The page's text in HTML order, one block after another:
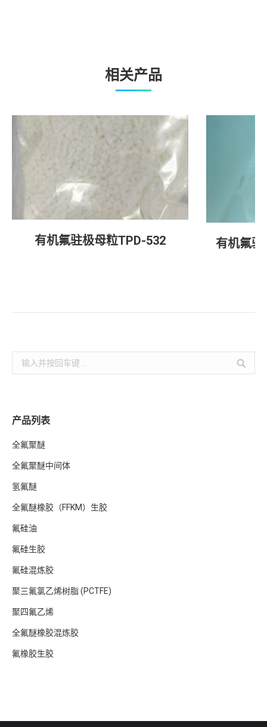
相关产品
有机氟驻极母粒TPD-532 有机氟驻
Search:
产品列表
全氟聚醚
全氟聚醚中间体
氢氟醚
全氟醚橡胶（FFKM）生胶
氟硅油
氟硅生胶
氟硅混炼胶
聚三氟氯乙烯树脂 (PCTFE)
聚四氟乙烯
全氟醚橡胶混炼胶
氟橡胶生胶